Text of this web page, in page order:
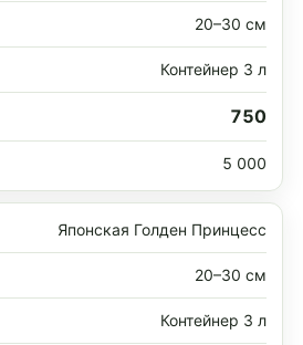
20–30 см
Контейнер 3 л
750
5 000
Японская Голден Принцесс
20–30 см
Контейнер 3 л